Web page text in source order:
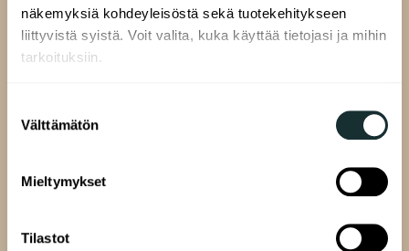
näkemyksiä kohdeyleisöstä sekä tuotekehitykseen
liittyvistä syistä. Voit valita, kuka käyttää tietojasi ja mihin
tarkoituksiin.
Kerätä tietoja maantieteellisestä sijainnistasi,
ominaispiirteitä aktiivisesti (sormenjäljen
Lue lisää siitä, miten henkilötietojasi käsitellään ja miten
valinta
Välttämätön
Mieltymykset
Tilastot
Vanliga frågor
Till hyresgästen
Ditt hus
Information till hyresgästen
Anvisningar för hållbart boende